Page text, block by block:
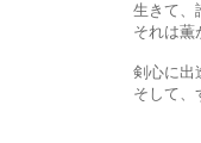
生きて、諦めさえし
それは薫が剣心に出
剣心に出逢って、
そして、ずっと独り